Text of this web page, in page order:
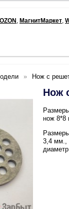
OZON МагнитМаркет
Нож с
Нож
нож 8*8
3,4 мм.,